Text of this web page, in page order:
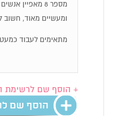
מספר 8
ומעשיים מאוד,
מתאימים לעבוד
+ הוסף שם לרשימת